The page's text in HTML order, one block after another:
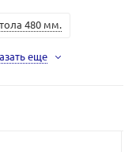
480 мм.
еще